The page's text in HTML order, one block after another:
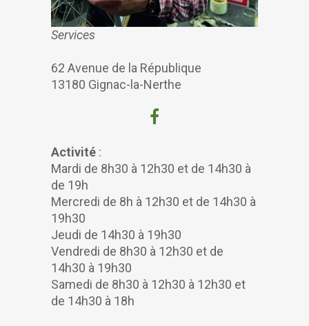
Services
62 Avenue de la République
13180 Gignac-la-Nerthe
Activité :
Mardi de 8h30 à 12h30 et de 14h30 à
de 19h
Mercredi de 8h à 12h30 et de 14h30 à
19h30
Jeudi de 14h30 à 19h30
Vendredi de 8h30 à 12h30 et de
14h30 à 19h30
Samedi de 8h30 à 12h30 à 12h30 et
de 14h30 à 18h